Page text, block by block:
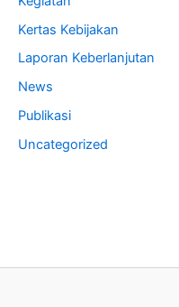
Kertas Kebijakan
Laporan Keberlanjutan
News
Publikasi
Uncategorized